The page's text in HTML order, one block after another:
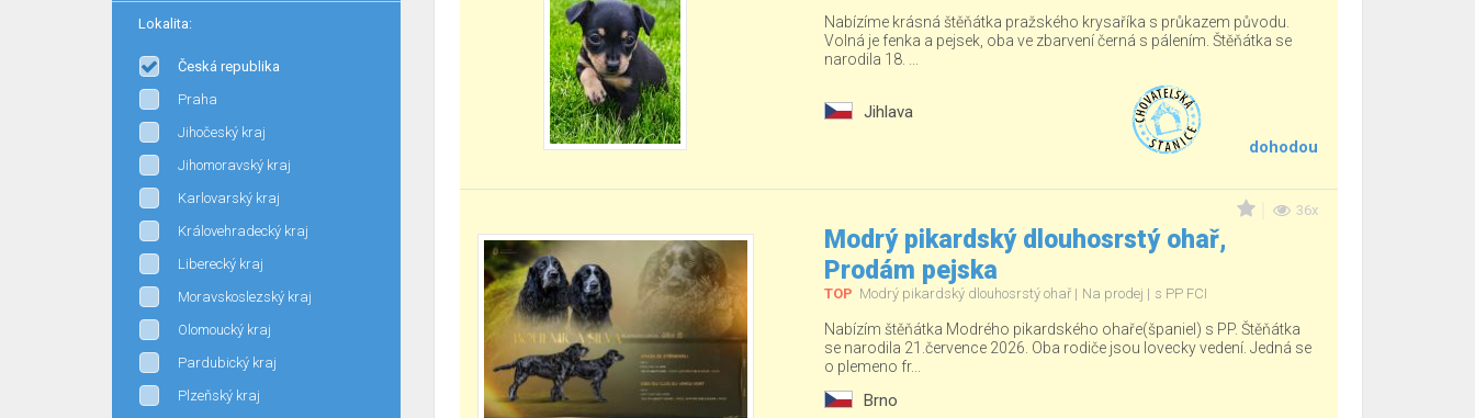
Lokalita:
Česká republika
Praha
Jihočeský kraj
Jihomoravský kraj
Karlovarský kraj
Královehradecký kraj
Liberecký kraj
Moravskoslezský kraj
Olomoucký kraj
Pardubický kraj
Plzeňský kraj
Nabízíme krásná štěňátka pražského krysaříka s průkazem původu.
Volná je fenka a pejsek, oba ve zbarvení černá s pálením. Štěňátka se
narodila 18. ...
Jihlava
dohodou
36x
Modrý pikardský dlouhosrstý ohař,
Prodám pejska
TOP Modrý pikardský dlouhosrstý ohař Na prodej s PP FCI
Nabízím štěňátka Modrého pikardského ohaře(španiel) s PP. Štěňátka
se narodila 21.července 2026. Oba rodiče jsou lovecky vedení. Jedná se
o plemeno fr...
Brno